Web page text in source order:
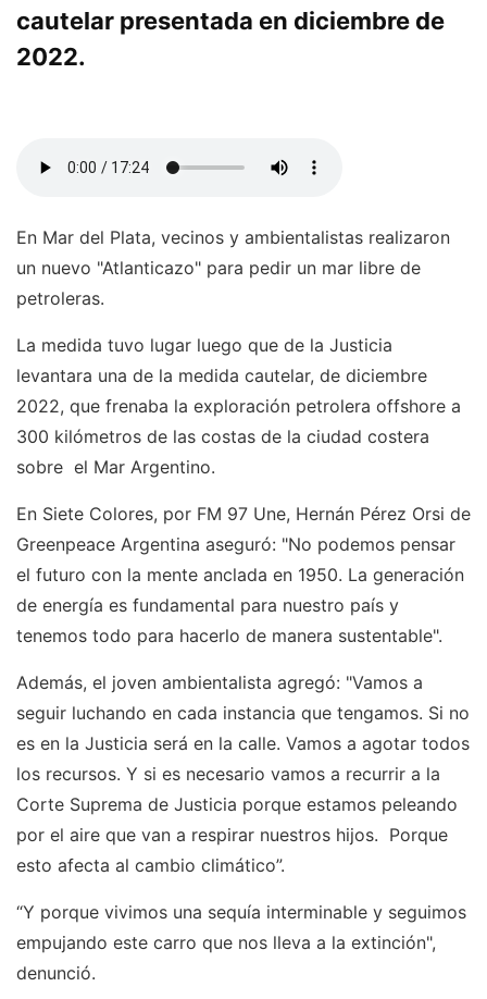
cautelar presentada en diciembre de
2022.
En Mar del Plata, vecinos y ambientalistas realizaron
un nuevo "Atlanticazo" para pedir un mar libre de
petroleras.
La medida tuvo lugar luego que de la Justicia
levantara una de la medida cautelar, de diciembre
2022, que frenaba la exploración petrolera offshore a
300 kilómetros de las costas de la ciudad costera
sobre el Mar Argentino.
En Siete Colores, por FM 97 Une, Hernán Pérez Orsi de
Greenpeace Argentina aseguró: "No podemos pensar
el futuro con la mente anclada en 1950. La generación
de energía es fundamental para nuestro país y
tenemos todo para hacerlo de manera sustentable".
Además, el joven ambientalista agregó: "Vamos a
seguir luchando en cada instancia que tengamos. Si no
es en la Justicia será en la calle. Vamos a agotar todos
los recursos. Y si es necesario vamos a recurrir a la
Corte Suprema de Justicia porque estamos peleando
por el aire que van a respirar nuestros hijos. Porque
esto afecta al cambio climático”.
“Y porque vivimos una sequía interminable y seguimos
empujando este carro que nos lleva a la extinción",
denunció.